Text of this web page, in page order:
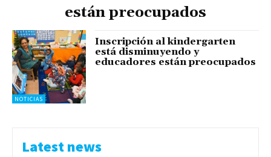
están preocupados
NOTICIAS
Inscripción al kindergarten
está disminuyendo y
educadores están preocupados
Latest news